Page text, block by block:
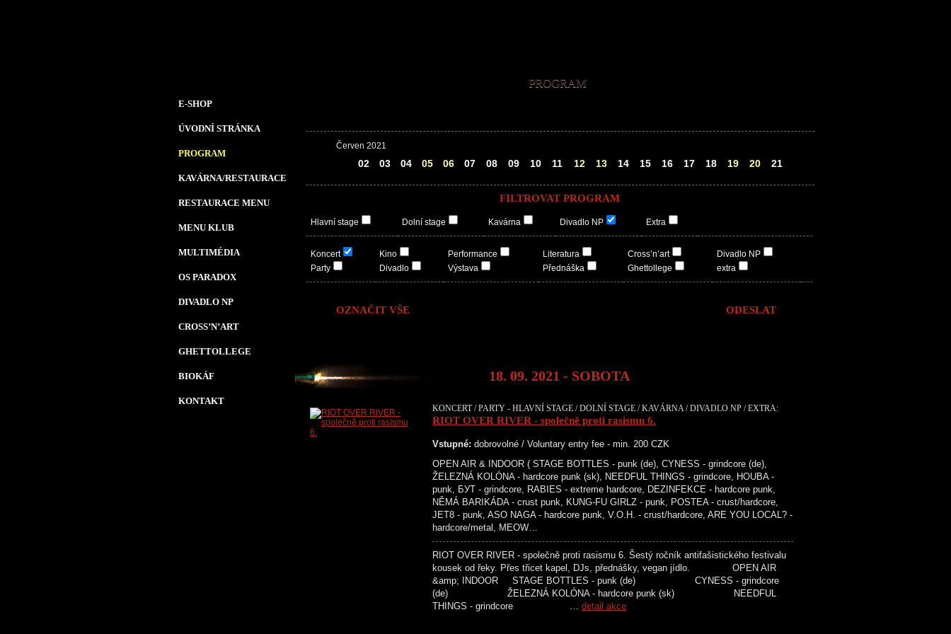
E-SHOP
ÚVODNÍ STRÁNKA
PROGRAM
KAVÁRNA/RESTAURACE
RESTAURACE MENU
MENU KLUB
MULTIMÉDIA
OS PARADOX
DIVADLO NP
CROSS’N’ART
GHETTOLLEGE
BIOKÁF
KONTAKT
PROGRAM
Červen 2021
02 03 04 05 06 07 08 09 10 11 12 13 14 15 16 17 18 19 20 21
FILTROVAT PROGRAM
Hlavní stage Dolní stage Kavárna Divadlo NP Extra
Koncert
Party
Kino
Divadlo
Performance
Výstava
Literatura
Přednáška
Cross’n’art
Ghettollege
Divadlo NP
extra
OZNAČIT VŠE
18. 09. 2021 - SOBOTA
KONCERT / PARTY - HLAVNÍ STAGE / DOLNÍ STAGE / KAVÁRNA / DIVADLO NP / EXTRA:
RIOT OVER RIVER - společně proti rasismu 6.
Vstupné: dobrovolné / Voluntary entry fee - min. 200 CZK
OPEN AIR & INDOOR ( STAGE BOTTLES - punk (de), CYNESS - grindcore (de),
ŽELEZNÁ KOLÓNA - hardcore punk (sk), NEEDFUL THINGS - grindcore, HOUBA -
punk, БУТ - grindcore, RABIES - extreme hardcore, DEZINFEKCE - hardcore punk,
NĚMÁ BARIKÁDA - crust punk, KUNG-FU GIRLZ - punk, POSTEA - crust/hardcore,
JET8 - punk, ASO NAGA - hardcore punk, V.O.H. - crust/hardcore, ARE YOU LOCAL? -
hardcore/metal, MEOW…
RIOT OVER RIVER - společně proti rasismu 6. Šestý ročník antifašistického festivalu
kousek od řeky. Přes třicet kapel, DJs, přednášky, vegan jídlo. OPEN AIR
&amp; INDOOR STAGE BOTTLES - punk (de) CYNESS - grindcore
(de) ŽELEZNÁ KOLÓNA - hardcore punk (sk) NEEDFUL
THINGS - grindcore … detail akce